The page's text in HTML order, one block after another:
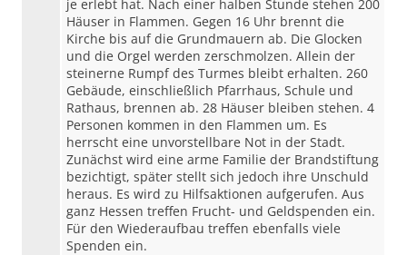
je erlebt hat. Nach einer halben Stunde stehen 200
Häuser in Flammen. Gegen 16 Uhr brennt die
Kirche bis auf die Grundmauern ab. Die Glocken
und die Orgel werden zerschmolzen. Allein der
steinerne Rumpf des Turmes bleibt erhalten. 260
Gebäude, einschließlich Pfarrhaus, Schule und
Rathaus, brennen ab. 28 Häuser bleiben stehen. 4
Personen kommen in den Flammen um. Es
herrscht eine unvorstellbare Not in der Stadt.
Zunächst wird eine arme Familie der Brandstiftung
bezichtigt, später stellt sich jedoch ihre Unschuld
heraus. Es wird zu Hilfsaktionen aufgerufen. Aus
ganz Hessen treffen Frucht- und Geldspenden ein.
Für den Wiederaufbau treffen ebenfalls viele
Spenden ein.